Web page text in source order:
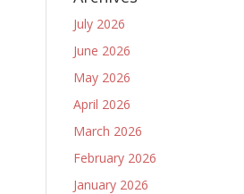
July 2026
June 2026
May 2026
April 2026
March 2026
February 2026
January 2026